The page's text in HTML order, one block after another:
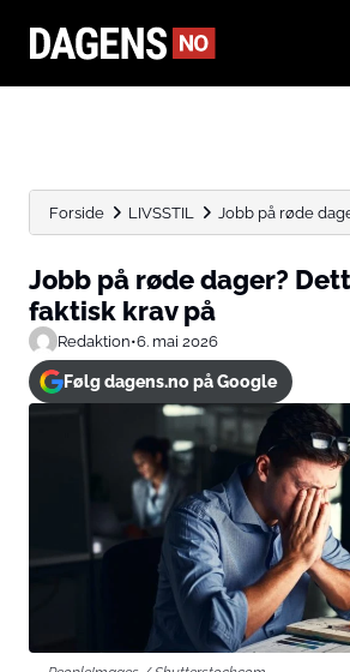
Forside LIVSSTIL Jobb på røde
Jobb på røde dager?
faktisk krav på
Redaktion•6. mai 2026
Følg dagens.no på Google